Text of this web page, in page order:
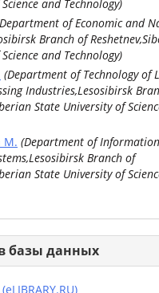
and Technology)
Department of Economic and
Branch of
and Technology)
(Department of Technology of
Industries,Lesosibirsk
State University of
M. (Department of
Branch of
State University of
базы данных